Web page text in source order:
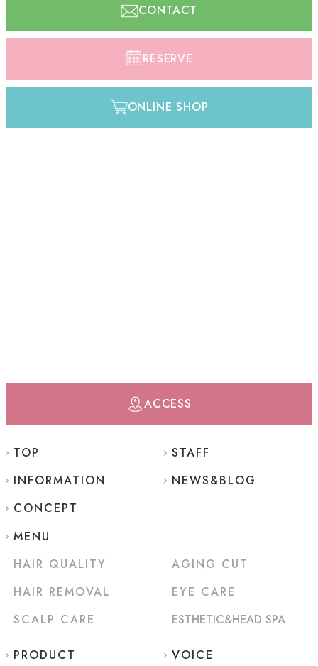
CONTACT
RESERVE
ONLINE SHOP
ACCESS
TOP
INFORMATION
CONCEPT
STAFF
NEWS&BLOG
MENU
HAIR QUALITY
HAIR REMOVAL
SCALP CARE
AGING CUT
EYE CARE
ESTHETIC&HEAD SPA
PRODUCT VOICE